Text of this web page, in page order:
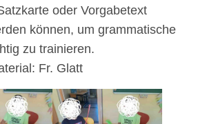
oder Vorgabetext
können, um grammatische
zu trainieren.
Fr. Glatt